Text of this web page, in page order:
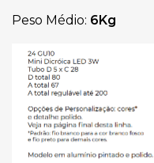
Peso Médio: 6Kg